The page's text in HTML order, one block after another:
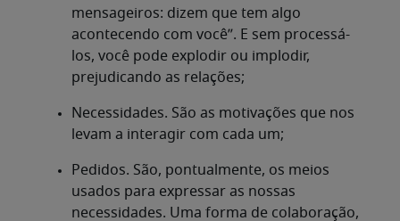
mensageiros: dizem que tem algo
acontecendo com você”. E sem processá-
los, você pode explodir ou implodir,
prejudicando as relações;
Necessidades. São as motivações que nos
levam a interagir com cada um;
Pedidos. São, pontualmente, os meios
usados para expressar as nossas
necessidades. Uma forma de colaboração,